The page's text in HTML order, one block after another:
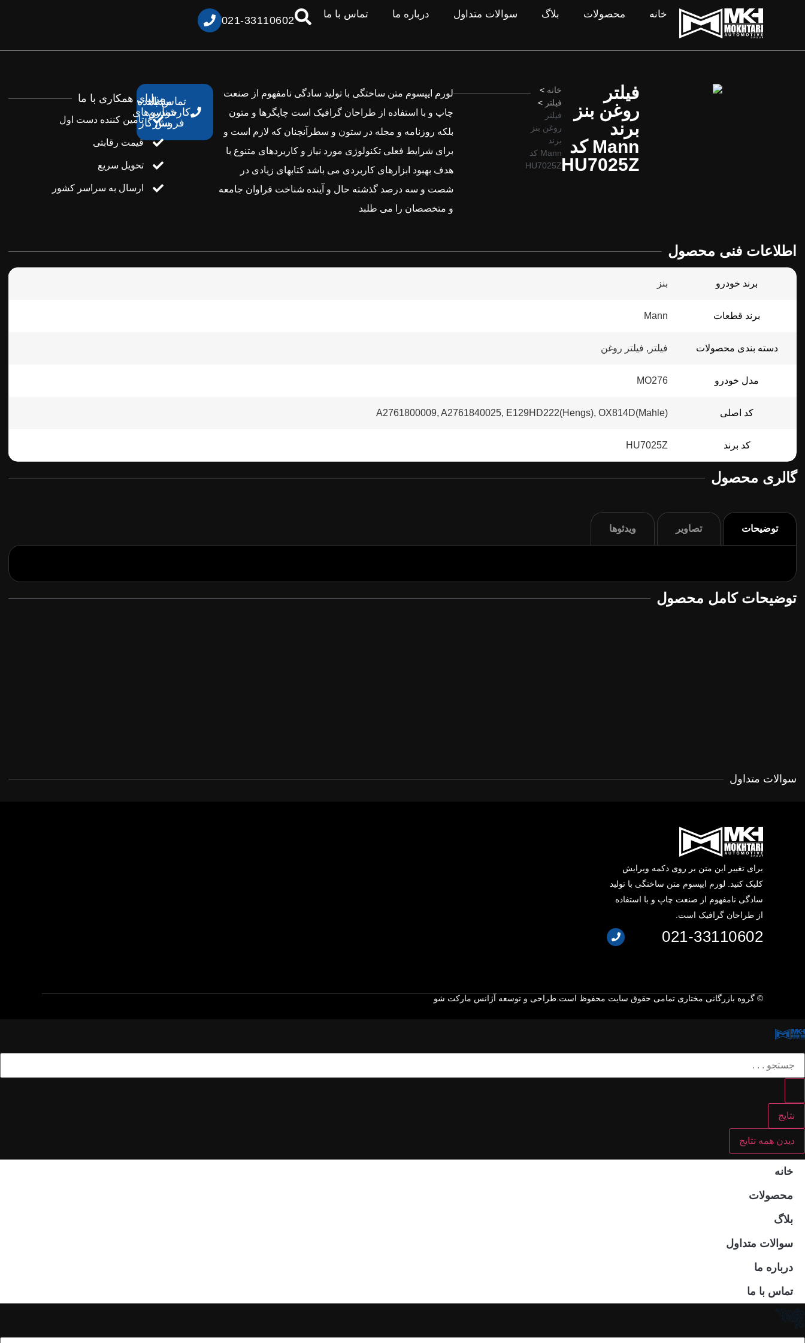
خانه محصولات بلاگ سوالات متداول درباره ما تماس با ما 021-33110602
فیلتر
روغن بنز
برند
Mann کد
HU7025Z
خانه >
فیلتر >
فیلتر
روغن بنز
برند
Mann کد
HU7025Z
لورم ایپسوم متن ساختگی با تولید سادگی نامفهوم از صنعت
چاپ و با استفاده از طراحان گرافیک است چاپگرها و متون
بلکه روزنامه و مجله در ستون و سطرآنچنان که لازم است و
برای شرایط فعلی تکنولوژی مورد نیاز و کاربردهای متنوع با
هدف بهبود ابزارهای کاربردی می باشد کتابهای زیادی در
شصت و سه درصد گذشته حال و آینده شناخت فراوان جامعه
و متخصصان را می طلبد
تماس با
کارشناس
فروش
مشاهده
خودروهای
سازگار
مزایای همکاری با ما
تامین کننده دست اول
قیمت رقابتی
تحویل سریع
ارسال به سراسر کشور
اطلاعات فنی محصول
برند خودرو بنز
برند قطعات Mann
دسته بندی محصولات فیلتر, فیلتر روغن
مدل خودرو MO276
کد اصلی A2761800009, A2761840025, E129HD222(Hengs), OX814D(Mahle)
کد برند HU7025Z
گالری محصول
توضیحات تصاویر ویدئوها
توضیحات کامل محصول
سوالات متداول
برای تغییر این متن بر روی دکمه ویرایش
کلیک کنید. لورم ایپسوم متن ساختگی با تولید
سادگی نامفهوم از صنعت چاپ و با استفاده
از طراحان گرافیک است.
021-33110602
© گروه بازرگانی مختاری تمامی حقوق سایت محفوظ است. طراحی و توسعه آژانس مارکت شو
نتایج
دیدن همه نتایج
خانه
محصولات
بلاگ
سوالات متداول
درباره ما
تماس با ما